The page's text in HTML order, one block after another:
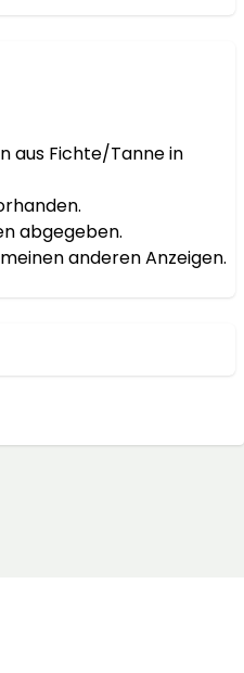
aus Fichte/Tanne in
abgegeben.
anderen Anzeigen.